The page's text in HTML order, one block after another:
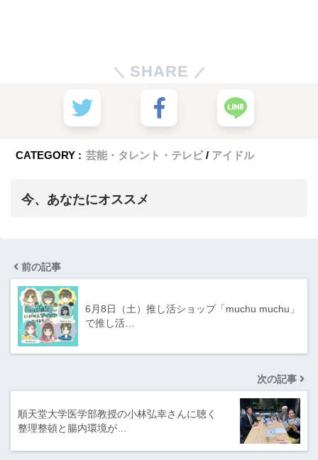
SHARE
CATEGORY : 芸能・タレント・テレビ アイドル
今、あなたにオススメ
前の記事
6月8日（土）推し活ショップ「muchu muchu」
で推し活…
次の記事
順天堂大学医学部教授の小林弘幸さんに聴く
整理整頓と腸内環境が…